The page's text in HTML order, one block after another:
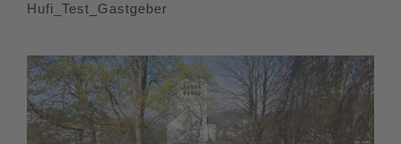
Hufi_Test_Gastgeber